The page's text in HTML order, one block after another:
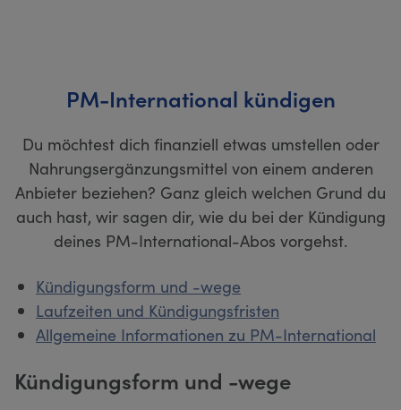
PM-International kündigen
Du möchtest dich finanziell etwas umstellen oder
Nahrungsergänzungsmittel von einem anderen
Anbieter beziehen? Ganz gleich welchen Grund du
auch hast, wir sagen dir, wie du bei der Kündigung
deines PM-International-Abos vorgehst.
Kündigungsform und -wege
Laufzeiten und Kündigungsfristen
Allgemeine Informationen zu PM-International
Kündigungsform und -wege